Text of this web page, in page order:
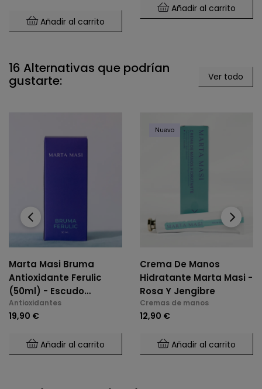
Añadir al carrito
Añadir al carrito
16 Alternativas que podrían
gustarte: Ver todo
Marta Masi Bruma
Antioxidante Ferulic
(50ml) - Escudo
Antioxidante Y Anti-
Polución Con Vitamina
Antioxidantes
19,90 €
Añadir al carrito
Nuevo
Crema De Manos
Hidratante Marta Masi -
Rosa Y Jengibre
Cremas de manos
12,90 €
Añadir al carrito
‹ ›